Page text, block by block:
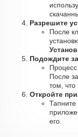
Разрешите
После
Подождите
Процесс
После
том, что
Откройте
Тапните
его.